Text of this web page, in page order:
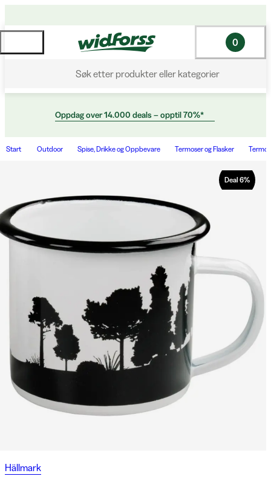
Søk etter produkter eller kategorier
0
Oppdag over 14.000 deals – opptil 70%*
Start Outdoor Spise, Drikke og Oppbevare Termoser og Flasker
Deal 6%
Hällmark